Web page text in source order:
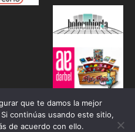
que te damos la mejor
continúas usando este sitio,
de acuerdo con ello.